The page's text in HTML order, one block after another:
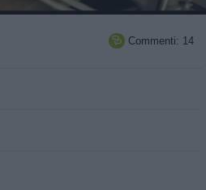
 Commenti: 14